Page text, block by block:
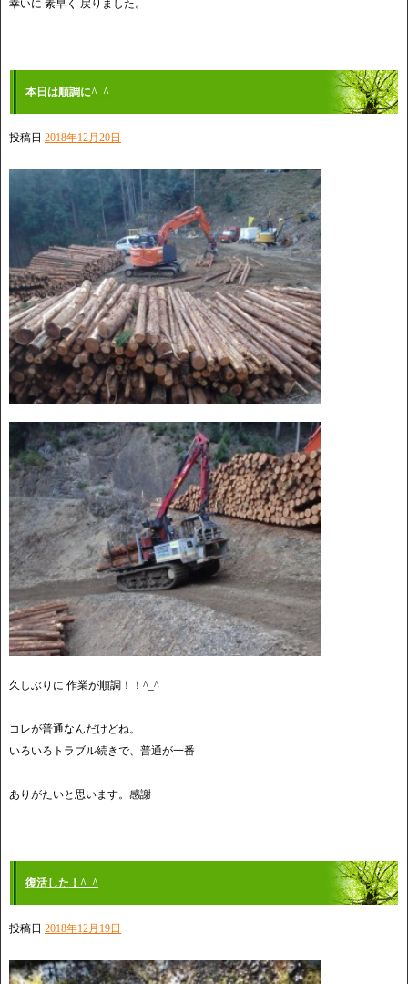
幸いに 素早く 戻りました。
本日は順調に^_^
投稿日 2018年12月20日
久しぶりに 作業が順調！！^_^
コレが普通なんだけどね。
いろいろトラブル続きで、普通が一番
ありがたいと思います。感謝
復活した！^_^
投稿日 2018年12月19日